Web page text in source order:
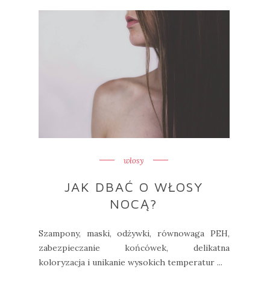
włosy
JAK DBAĆ O WŁOSY
NOCĄ?
Szampony, maski, odżywki, równowaga PEH,
zabezpieczanie końcówek, delikatna
koloryzacja i unikanie wysokich temperatur ...